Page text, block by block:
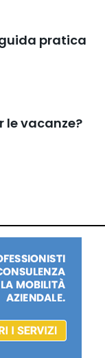
pratica
le vacanze?